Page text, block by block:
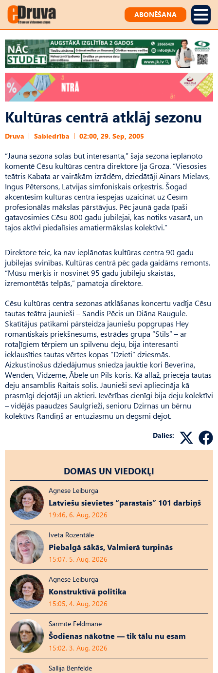
ABONĒŠANA
Kultūras centrā atklāj sezonu
Druva Sabiedrība 02:00, 29. Sep, 2005
“Jaunā sezona solās būt interesanta,” šajā sezonā ieplānoto
komentē Cēsu kultūras centra direktore Ija Groza. “Viesosies
teātris Kabata ar vairākām izrādēm, dziedātāji Ainars Mielavs,
Ingus Pētersons, Latvijas simfoniskais orķestris. Šogad
akcentēsim kultūras centra iespējas uzaicināt uz Cēsīm
profesionālās mākslas pārstāvjus. Pēc jaunā gada īpaši
gatavosimies Cēsu 800 gadu jubilejai, kas notiks vasarā, un
tajos aktīvi piedalīsies amatiermākslas kolektīvi.”
Direktore teic, ka nav ieplānotas kultūras centra 90 gadu
jubilejas svinības. Kultūras centrā pēc gada gaidāms remonts.
“Mūsu mērķis ir nosvinēt 95 gadu jubileju skaistās,
izremontētās telpās,” pamatoja direktore.
Cēsu kultūras centra sezonas atklāšanas koncertu vadīja Cēsu
tautas teātra jaunieši – Sandis Pēcis un Diāna Raugule.
Skatītājus patīkami pārsteidza jauniešu popgrupas Hey
romantiskais priekšnesums, estrādes grupa “Stils” – ar
rotaļīgiem tērpiem un spilvenu deju, bija interesanti
ieklausīties tautas vērtes kopas “Dzieti” dziesmās.
Aizkustinošus dziedājumus sniedza jauktie kori Beverīna,
Wenden, Vidzeme, Ābele un Pils koris. Kā allaž, priecēja tautas
deju ansamblis Raitais solis. Jaunieši sevi apliecināja kā
prasmīgi dejotāji un aktieri. Ievērības cienīgi bija deju kolektīvi
– vidējās paaudzes Saulgrieži, senioru Dzirnas un bērnu
kolektīvs Randiņš ar entuziasmu un degsmi dejot.
Dalies:
DOMAS UN VIEDOKĻI
Agnese Leiburga
Latviešu sievietes “parastais” 101 darbiņš
19:46, 6. Aug, 2026
Iveta Rozentāle
Piebalgā sākās, Valmierā turpinās
15:07, 5. Aug, 2026
Agnese Leiburga
Konstruktīvā politika
15:05, 4. Aug, 2026
Sarmīte Feldmane
Šodienas nākotne — tik tālu nu esam
15:02, 3. Aug, 2026
Sallija Benfelde